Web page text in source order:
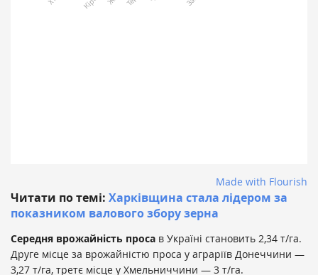
Made with Flourish
Читати по темі: Харківщина стала лідером за
показником валового збору зерна
Середня врожайність проса в Україні становить 2,34 т/га.
Друге місце за врожайністю проса у аграріїв Донеччини —
3,27 т/га, третє місце у Хмельниччини — 3 т/га.